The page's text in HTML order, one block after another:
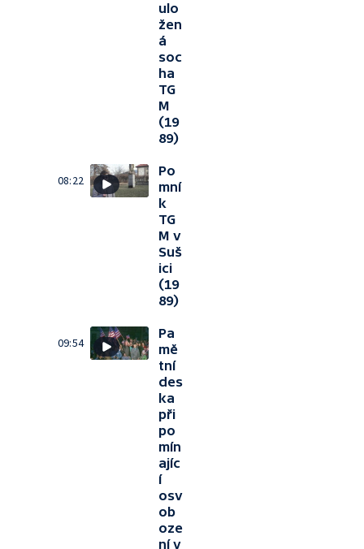
ulo
žen
á
soc
ha
TG
M
(19
89)
08:22
Po
mní
k
TG
M v
Suš
ici
(19
89)
09:54
Pa
mě
tní
des
ka
při
po
mín
ajíc
í
osv
ob
oze
ní v